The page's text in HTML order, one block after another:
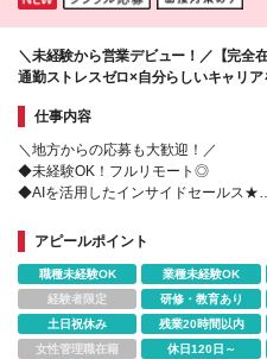
Web上で⾏うた
界中のどこから
＼未経験から営業デビュー！／【完全
通勤ストレスゼロ×自分らしいキャリ
仕事内容
＼地方からの応募も大歓迎！／
◆未経験OK！フルリモート◎
◆AIを活用したインサイドセールス★
アピールポイント
職種未経験OK 業種未経験OK
経験者限定
研修・教育あり
土日祝休み
残業20時間以内
女性管理職在籍
休日120日～